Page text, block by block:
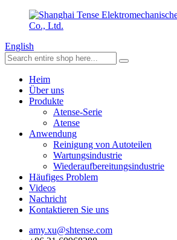
English
Heim
Über uns
Produkte
Atense-Serie
Atense
Anwendung
Reinigung von Autoteilen
Wartungsindustrie
Wiederaufbereitungsindustrie
Häufiges Problem
Videos
Nachricht
Kontaktieren Sie uns
amy.xu@shtense.com